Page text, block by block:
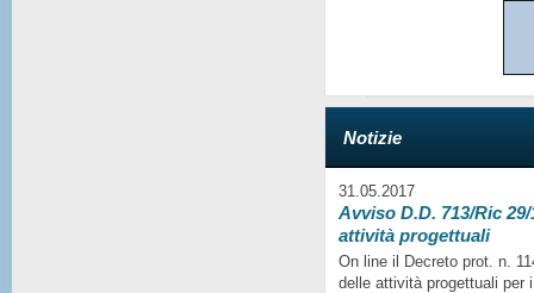
Notizie
31.05.2017
Avviso D.D. 713/Ric
attività progettuali
On line il Decreto prot. n.
delle attività progettuali per